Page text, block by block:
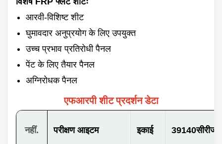
रंग
अनुकूलित
पीछे की ओर
चिकनी
कठोर
अधिकतम चौड़ाई
3500 मिमी
लम्बाई
अनुकूलित
आरवी-विशिष्ट शीट
घुमावदार अनुप्रयोग के लिए उपयुक्त
उच्च प्रभाव प्रतिरोधी पैनल
पेंट के लिए तैयार पैनल
अग्निरोधक पैनल
एफआरपी शीट प्रदर्शन डेटा
नहीं. परीक्षण आइटम इकाई 39140सीरीज